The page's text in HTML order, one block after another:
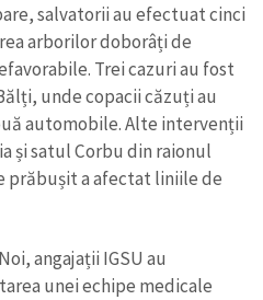
salvatorii au efectuat cinci
arborilor doborâți de
Trei cazuri au fost
unde copacii căzuți au
automobile. Alte intervenții
și satul Corbu din raionul
prăbușit a afectat liniile de
angajații IGSU au
unei echipe medicale